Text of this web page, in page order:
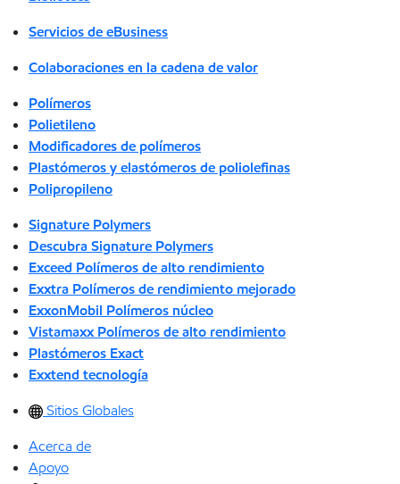
Servicios de eBusiness
Colaboraciones en la cadena de valor
Polímeros
Polietileno
Modificadores de polímeros
Plastómeros y elastómeros de poliolefinas
Polipropileno
Signature Polymers
Descubra Signature Polymers
Exceed Polímeros de alto rendimiento
Exxtra Polímeros de rendimiento mejorado
ExxonMobil Polímeros núcleo
Vistamaxx Polímeros de alto rendimiento
Plastómeros Exact
Exxtend tecnología
Sitios Globales
Acerca de
Apoyo